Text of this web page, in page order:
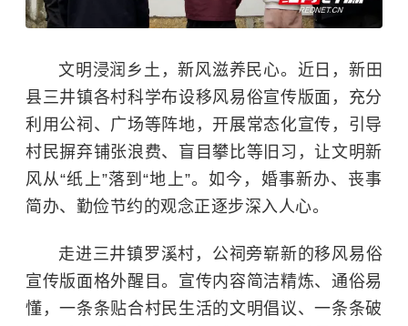
文明浸润乡土，新风滋养民心。近日，新田
县三井镇各村科学布设移风易俗宣传版面，充分
利用公祠、广场等阵地，开展常态化宣传，引导
村民摒弃铺张浪费、盲目攀比等旧习，让文明新
风从“纸上”落到“地上”。如今，婚事新办、丧事
简办、勤俭节约的观念正逐步深入人心。
走进三井镇罗溪村，公祠旁崭新的移风易俗
宣传版面格外醒目。宣传内容简洁精炼、通俗易
懂，一条条贴合村民生活的文明倡议、一条条破